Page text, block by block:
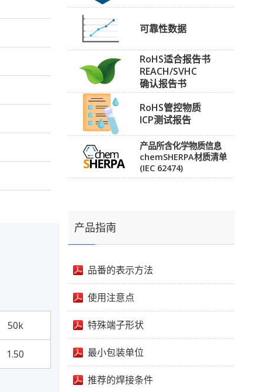
50k
1.50
可靠性数据
RoHS适合报告书
REACH/SVHC
确认报告书
RoHS管控物质
ICP测试报告
产品所含化学物质信息
chemSHERPA材质清单
(IEC 62474)
产品指南
品番的表示方法
使用注意点
特殊端子形状
最小包装单位
推荐的焊接条件